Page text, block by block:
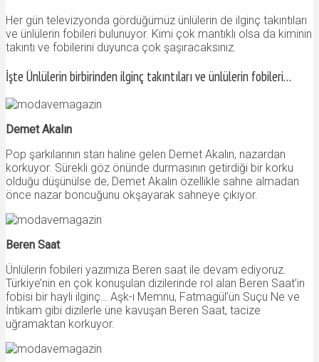
Her gün televizyonda gördüğümüz ünlülerin de ilginç takıntıları
ve ünlülerin fobileri bulunuyor. Kimi çok mantıklı olsa da kiminin
takıntı ve fobilerini duyunca çok şaşıracaksınız.
İşte Ünlülerin birbirinden ilginç takıntıları ve ünlülerin fobileri…
Demet Akalın
Pop şarkılarının starı haline gelen Demet Akalın, nazardan
korkuyor. Sürekli göz önünde durmasının getirdiği bir korku
olduğu düşünülse de, Demet Akalın özellikle sahne almadan
önce nazar boncuğunu okşayarak sahneye çıkıyor.
Beren Saat
Ünlülerin fobileri yazımıza Beren saat ile devam ediyoruz.
Türkiye’nin en çok konuşulan dizilerinde rol alan Beren Saat’in
fobisi bir hayli ilginç… Aşk-ı Memnu, Fatmagül’ün Suçu Ne ve
İntikam gibi dizilerle üne kavuşan Beren Saat, tacize
uğramaktan korkuyor.